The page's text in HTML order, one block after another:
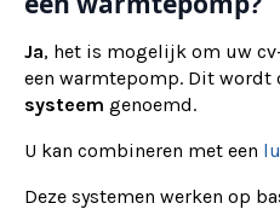
Ja, het is mogelijk om uw
een warmtepomp. Dit wordt
systeem genoemd.
U kan combineren met een
Deze systemen werken op